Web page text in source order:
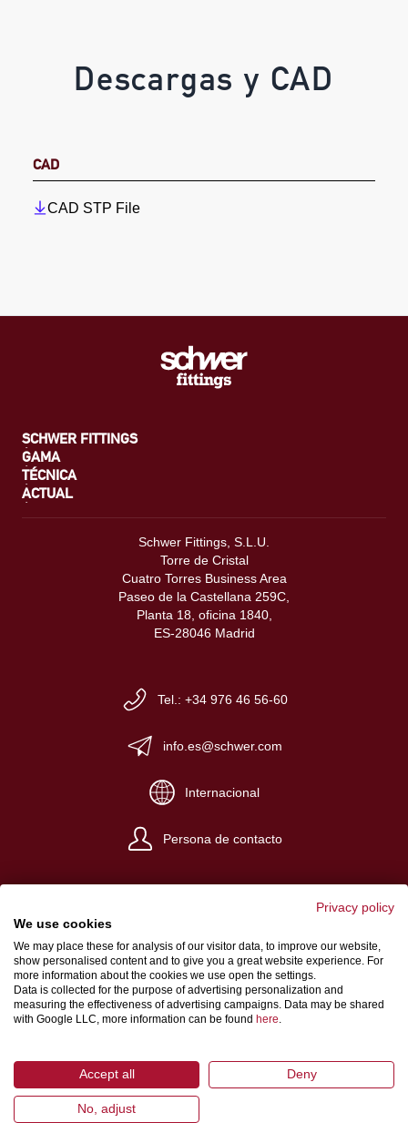
Descargas y CAD
CAD
CAD STP File
SCHWER FITTINGS
GAMA
TÉCNICA
ACTUAL
Schwer Fittings, S.L.U.
Torre de Cristal
Cuatro Torres Business Area
Paseo de la Castellana 259C,
Planta 18, oficina 1840,
ES-28046 Madrid
Tel.: +34 976 46 56-60
info.es@schwer.com
Internacional
Persona de contacto
Impreso
Terminos y condiciones
Protección de datos
Privacy policy
We use cookies
We may place these for analysis of our visitor data, to improve our website,
show personalised content and to give you a great website experience. For
more information about the cookies we use open the settings.
Data is collected for the purpose of advertising personalization and
measuring the effectiveness of advertising campaigns. Data may be shared
with Google LLC, more information can be found here.
Accept all Deny
No, adjust